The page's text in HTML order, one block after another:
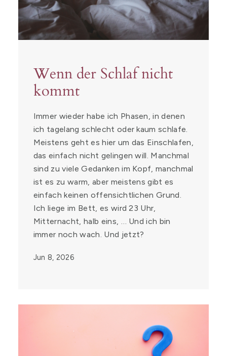
Wenn der Schlaf nicht
kommt
Immer wieder habe ich Phasen, in denen
ich tagelang schlecht oder kaum schlafe.
Meistens geht es hier um das Einschlafen,
das einfach nicht gelingen will. Manchmal
sind zu viele Gedanken im Kopf, manchmal
ist es zu warm, aber meistens gibt es
einfach keinen offensichtlichen Grund.
Ich liege im Bett, es wird 23 Uhr,
Mitternacht, halb eins, … Und ich bin
immer noch wach. Und jetzt?
Jun 8, 2026